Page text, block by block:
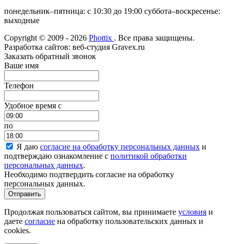
понедельник–пятница: с 10:30 до 19:00 суббота–воскресенье:
выходные
Copyright © 2009 - 2026 Phottix . Все права защищены.
Разработка сайтов: веб-студия Gravex.ru
Заказать обратный звонок
Ваше имя
Телефон
Удобное время c
по
Я даю согласие на обработку персональных данных и
подтверждаю ознакомление с политикой обработки
персональных данных.
Необходимо подтвердить согласие на обработку
персональных данных.
Отправить
Продолжая пользоваться сайтом, вы принимаете условия и
даете согласие на обработку пользовательских данных и
cookies.